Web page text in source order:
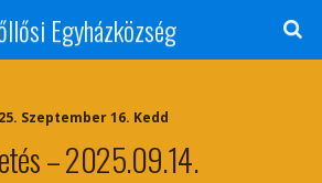
Egyházközség
Szeptember 16. Kedd
– 2025.09.14.